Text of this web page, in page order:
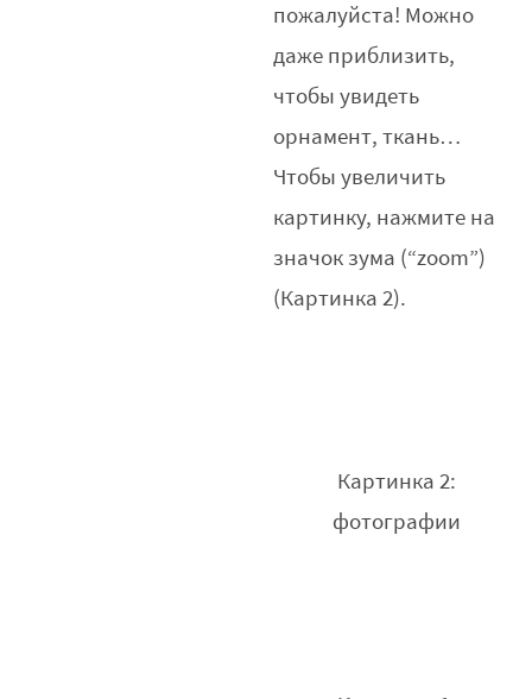
пожалуйста! Можно
даже приблизить,
чтобы увидеть
орнамент, ткань…
Чтобы увеличить
картинку, нажмите на
значок зума (“zoom”)
(Картинка 2).
Картинка 2:
фотографии